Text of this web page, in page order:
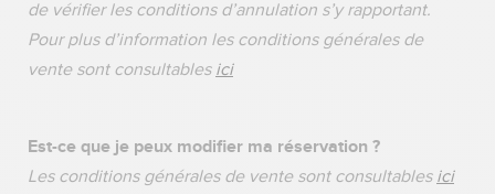
de vérifier les conditions d’annulation s’y rapportant.
Pour plus d’information les conditions générales de
vente sont consultables ici
Est-ce que je peux modifier ma réservation ?
Les conditions générales de vente sont consultables ici